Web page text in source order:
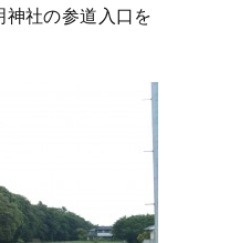
社の参道入口を